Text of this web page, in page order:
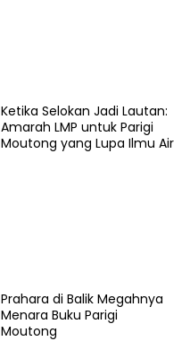
Ketika Selokan Jadi Lautan:
Amarah LMP untuk Parigi
Moutong yang Lupa Ilmu Air
Prahara di Balik Megahnya
Menara Buku Parigi
Moutong